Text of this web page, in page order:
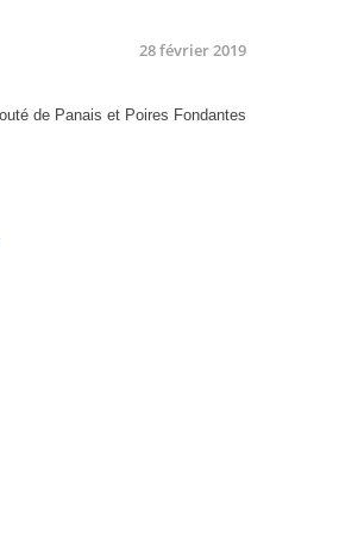
28 février 2019